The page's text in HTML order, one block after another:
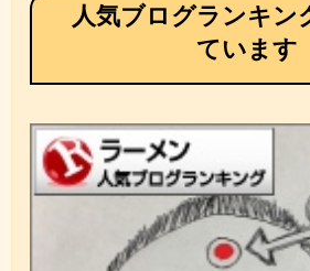
人気ブログランキン
ています